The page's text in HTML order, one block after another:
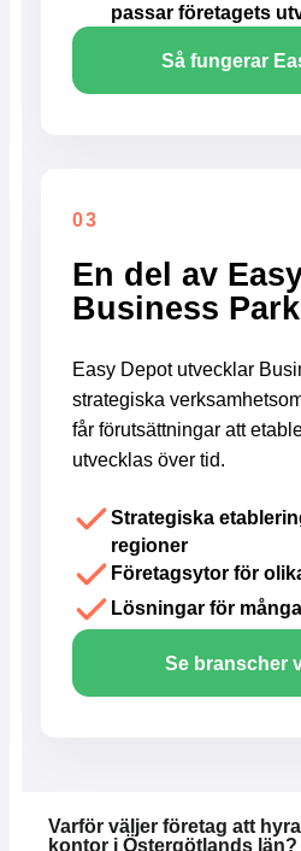
passar företagets
Så fungerar
03
En del av
Business
Easy Depot utvecklar
strategiska
får förutsättningar att
utvecklas över tid.
Strategiska
regioner
Företagsytor för
Lösningar för
Se branscher
Varför väljer företag att
kontor i Östergötlands län?